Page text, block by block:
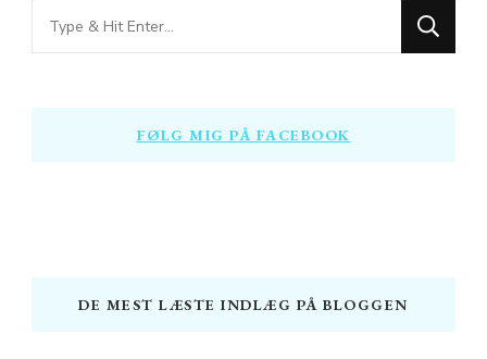
Looking
for
FØLG MIG PÅ FACEBOOK
DE MEST LÆSTE INDLÆG PÅ BLOGGEN